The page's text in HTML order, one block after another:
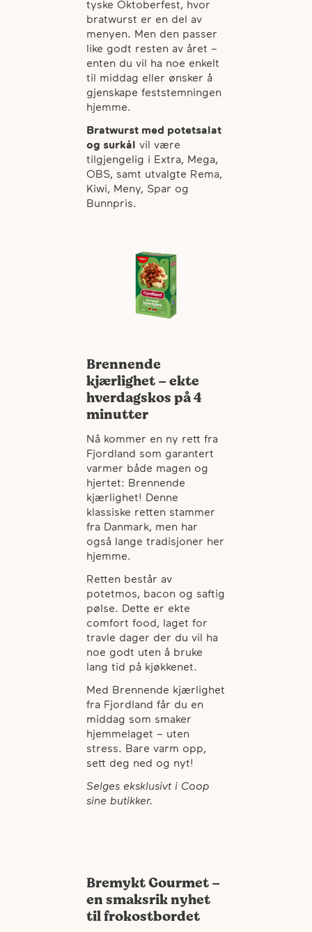
tyske Oktoberfest, hvor
bratwurst er en del av
menyen. Men den passer
like godt resten av året –
enten du vil ha noe enkelt
til middag eller ønsker å
gjenskape feststemningen
hjemme.
Bratwurst med potetsalat
og surkål vil være
tilgjengelig i Extra, Mega,
OBS, samt utvalgte Rema,
Kiwi, Meny, Spar og
Bunnpris.
Brennende
kjærlighet – ekte
hverdagskos på 4
minutter
Nå kommer en ny rett fra
Fjordland som garantert
varmer både magen og
hjertet: Brennende
kjærlighet! Denne
klassiske retten stammer
fra Danmark, men har
også lange tradisjoner her
hjemme.
Retten består av
potetmos, bacon og saftig
pølse. Dette er ekte
comfort food, laget for
travle dager der du vil ha
noe godt uten å bruke
lang tid på kjøkkenet.
Med Brennende kjærlighet
fra Fjordland får du en
middag som smaker
hjemmelaget – uten
stress. Bare varm opp,
sett deg ned og nyt!
Selges eksklusivt i Coop
sine butikker.
Bremykt Gourmet –
en smaksrik nyhet
til frokostbordet